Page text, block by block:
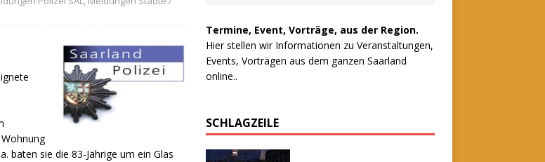
baten sie die 83-Jährige um ein Glas
Termine, Event, Vorträge, aus der Region.
Hier stellen wir Informationen zu Veranstaltungen,
Events, Vorträgen aus dem ganzen Saarland
online..
SCHLAGZEILE